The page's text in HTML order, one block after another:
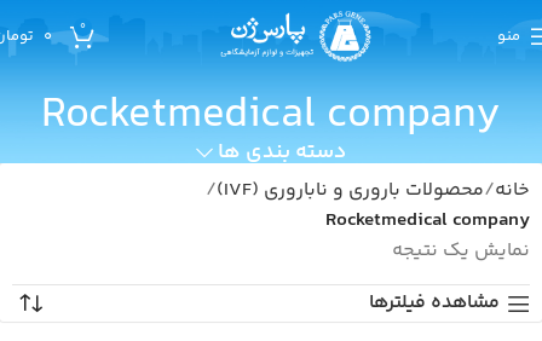
منو 0
0
Rocketmedical company
دسته بندی ها
خانه محصولات باروری و ناباروری (IVF)
Rocketmedical company
نمایش یک نتیجه
مشاهده فیلترها